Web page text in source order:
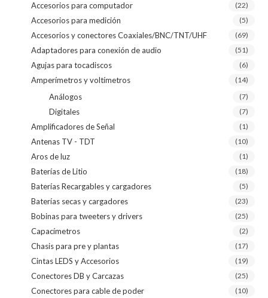
Accesorios para computador (22)
Accesorios para medición (5)
Accesorios y conectores Coaxiales/BNC/TNT/UHF (69)
Adaptadores para conexión de audio (51)
Agujas para tocadiscos (6)
Amperímetros y voltímetros (14)
Análogos (7)
Digitales (7)
Amplificadores de Señal (1)
Antenas TV - TDT (10)
Aros de luz (1)
Baterías de Litio (18)
Baterías Recargables y cargadores (5)
Baterías secas y cargadores (23)
Bobinas para tweeters y drivers (25)
Capacímetros (2)
Chasis para pre y plantas (17)
Cintas LEDS y Accesorios (19)
Conectores DB y Carcazas (25)
Conectores para cable de poder (10)